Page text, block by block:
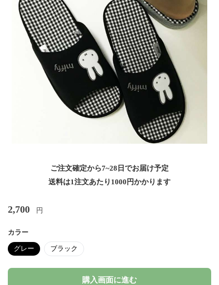
ご注文確定から7~28日でお届け予定
送料は1注文あたり 1000 円かかります
2,700 円
カラー
グレー ブラック
購入画面に進む